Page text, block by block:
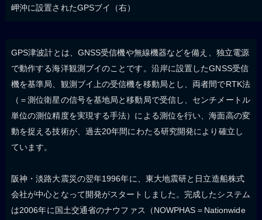
岬沖に設置されたGPSブイ（右）
GPS津波計とは、GNSS受信機や無線機器などを備え、独立電源
で動作する海洋観測ブイのことです。沿岸に設置したGNSS受信
機を基準局、観測ブイ上の受信機を移動局とし、両者間でRTK法
（＝測位衛星の信号を基地局と移動局で受信し、センチメートル
単位の測位精度を実現する手法）による測位を行い、海面高の変
動を捉える技術が、過去20年間にわたる研究開発により確立し
ています。
阪神・淡路大震災の翌年1996年に、東大地震研と日立造船株式
会社が中心となって開発がスタートしました。完成したシステム
は2006年に国土交通省のナウファス（NOWPHAS＝Nationwide